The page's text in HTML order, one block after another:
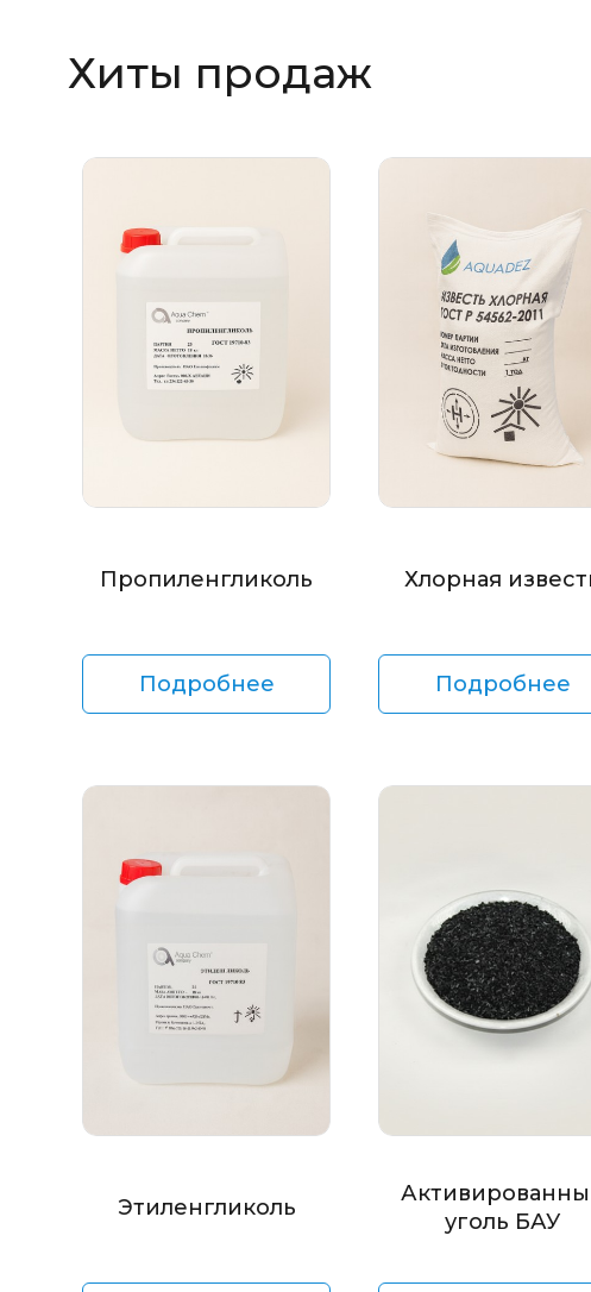
Хиты продаж
Пропиленгликоль
Подробнее
Хлорная
Подробнее
Этиленгликоль
уголь БАУ